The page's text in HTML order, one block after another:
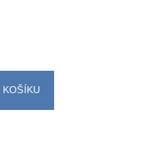
KOŠÍKU